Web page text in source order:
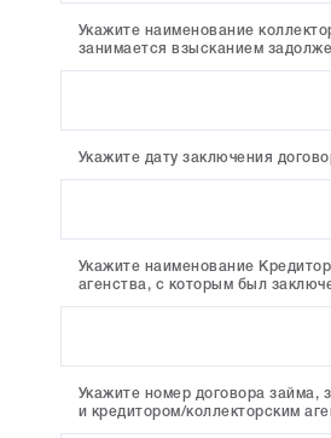
Укажите наименование
занимается взысканием
Укажите дату заключения
Укажите наименование
агенства, с которым был
Укажите номер договора займа,
и кредитором/коллекторским